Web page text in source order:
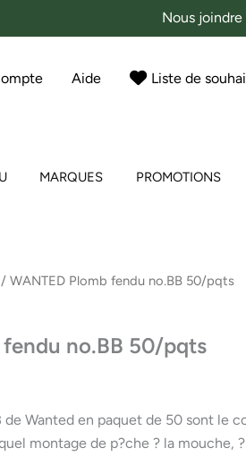
Nous joindre
Aide Liste de
MARQUES PROMOTIONS
/ WANTED Plomb fendu no.BB 50/pqts
no.BB 50/pqts
de Wanted en paquet de 50 sont le
montage de p?che ? la mouche,